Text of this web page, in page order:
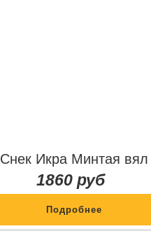
Снек Икра Минтая вял
1860 руб
Подробнее